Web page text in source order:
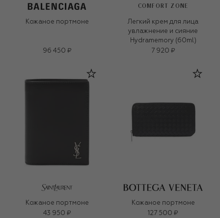
Кожаное портмоне
96 450 ₽
COMFORT ZONE
Легкий крем для лица
увлажнение и сияние
Hydramemory (60ml)
7 920 ₽
Кожаное портмоне
43 950 ₽
Кожаное портмоне
127 500 ₽